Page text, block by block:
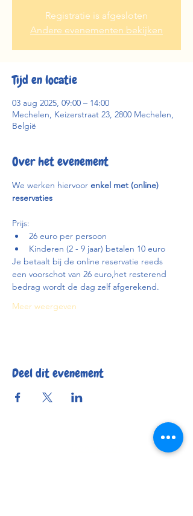
Registratie is afgesloten
Andere evenementen bekijken
Tijd en locatie
03 aug 2025, 09:00 – 14:00
Mechelen, Keizerstraat 23, 2800 Mechelen,
België
Over het evenement
We werken hiervoor enkel met (online)
reservaties
Prijs:
26 euro per persoon
Kinderen (2 - 9 jaar) betalen 10 euro
Je betaalt bij de online reservatie reeds
een voorschot van 26 euro,het resterend
bedrag wordt de dag zelf afgerekend.
Meer weergeven
Deel dit evenement